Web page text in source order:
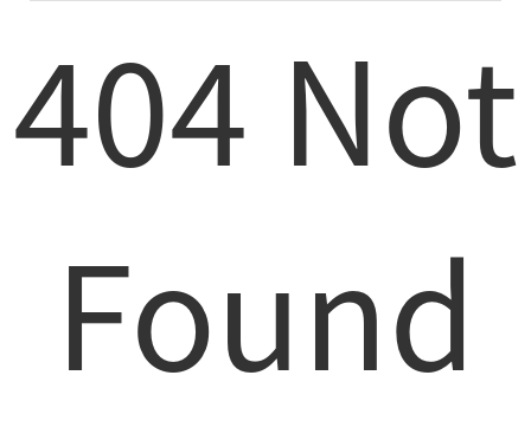
404 Not
Found